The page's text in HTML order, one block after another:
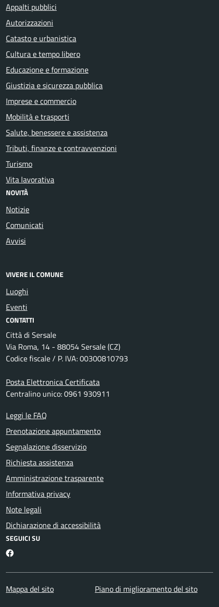
Appalti pubblici
Autorizzazioni
Catasto e urbanistica
Cultura e tempo libero
Educazione e formazione
Giustizia e sicurezza pubblica
Imprese e commercio
Mobilità e trasporti
Salute, benessere e assistenza
Tributi, finanze e contravvenzioni
Turismo
Vita lavorativa
NOVITÀ
Notizie
Comunicati
Avvisi
VIVERE IL COMUNE
Luoghi
Eventi
CONTATTI
Città di Sersale
Via Roma, 14 - 88054 Sersale (CZ)
Codice fiscale / P. IVA: 00300810793
Posta Elettronica Certificata
Centralino unico: 0961 930911
Leggi le FAQ
Prenotazione appuntamento
Segnalazione disservizio
Richiesta assistenza
Amministrazione trasparente
Informativa privacy
Note legali
Dichiarazione di accessibilità
SEGUICI SU
Facebook
Mappa del sito Piano di miglioramento del sito